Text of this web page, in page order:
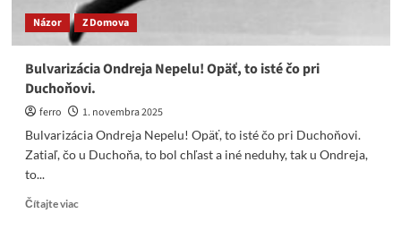
Názor Z Domova
Bulvarizácia Ondreja Nepelu! Opäť, to isté čo pri
Duchoňovi.
ferro
1. novembra 2025
Bulvarizácia Ondreja Nepelu! Opäť, to isté čo pri Duchoňovi.
Zatiaľ, čo u Duchoňa, to bol chľast a iné neduhy, tak u Ondreja,
to...
Čítajte viacRead